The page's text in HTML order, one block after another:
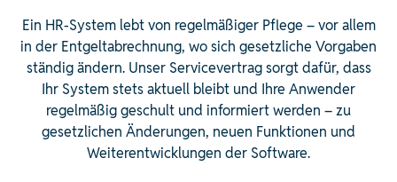
Ein HR-System lebt von regelmäßiger Pflege – vor allem
in der Entgeltabrechnung, wo sich gesetzliche Vorgaben
ständig ändern. Unser Servicevertrag sorgt dafür, dass
Ihr System stets aktuell bleibt und Ihre Anwender
regelmäßig geschult und informiert werden – zu
gesetzlichen Änderungen, neuen Funktionen und
Weiterentwicklungen der Software.